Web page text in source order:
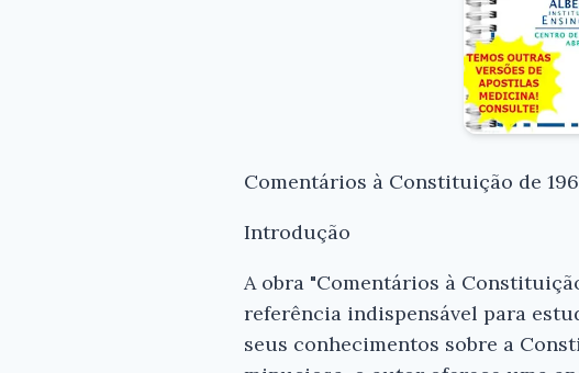
Comentários à Constituição de
Introdução
A obra "Comentários à
referência indispensável para
seus conhecimentos sobre a